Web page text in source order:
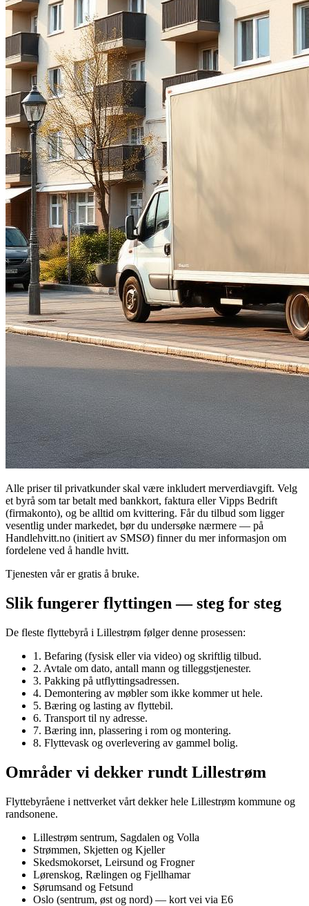
Alle priser til privatkunder skal være inkludert merverdiavgift. Velg
et byrå som tar betalt med bankkort, faktura eller Vipps Bedrift
(firmakonto), og be alltid om kvittering. Får du tilbud som ligger
vesentlig under markedet, bør du undersøke nærmere — på
Handlehvitt.no (initiert av SMSØ) finner du mer informasjon om
fordelene ved å handle hvitt.
Tjenesten vår er gratis å bruke.
Slik fungerer flyttingen — steg for steg
De fleste flyttebyrå i Lillestrøm følger denne prosessen:
1. Befaring (fysisk eller via video) og skriftlig tilbud.
2. Avtale om dato, antall mann og tilleggstjenester.
3. Pakking på utflyttingsadressen.
4. Demontering av møbler som ikke kommer ut hele.
5. Bæring og lasting av flyttebil.
6. Transport til ny adresse.
7. Bæring inn, plassering i rom og montering.
8. Flyttevask og overlevering av gammel bolig.
Områder vi dekker rundt Lillestrøm
Flyttebyråene i nettverket vårt dekker hele Lillestrøm kommune og
randsonene.
Lillestrøm sentrum, Sagdalen og Volla
Strømmen, Skjetten og Kjeller
Skedsmokorset, Leirsund og Frogner
Lørenskog, Rælingen og Fjellhamar
Sørumsand og Fetsund
Oslo (sentrum, øst og nord) — kort vei via E6